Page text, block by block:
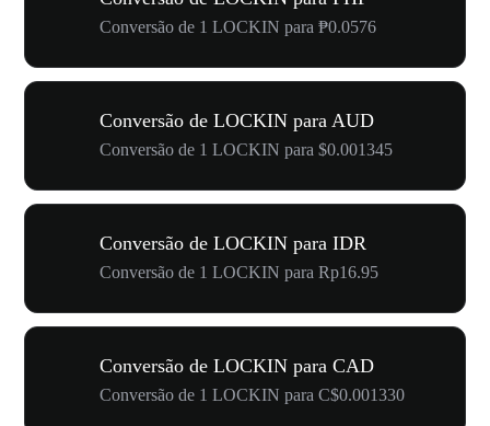
Conversão de 1 LOCKIN para ₱0.0576
Conversão de LOCKIN para AUD
Conversão de 1 LOCKIN para $0.001345
Conversão de LOCKIN para IDR
Conversão de 1 LOCKIN para Rp16.95
Conversão de LOCKIN para CAD
Conversão de 1 LOCKIN para C$0.001330